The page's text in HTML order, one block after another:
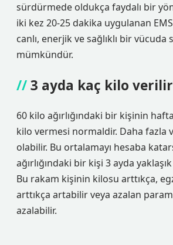
sürdürmede oldukça faydalı bir
iki kez 20-25 dakika uygulanan
canlı, enerjik ve sağlıklı bir vücuda
mümkündür.
3 ayda kaç kilo
60 kilo ağırlığındaki bir kişinin
kilo vermesi normaldir. Daha fazla
olabilir. Bu ortalamayı hesaba
ağırlığındaki bir kişi 3 ayda
Bu rakam kişinin kilosu arttıkça,
arttıkça artabilir veya azalan
azalabilir.